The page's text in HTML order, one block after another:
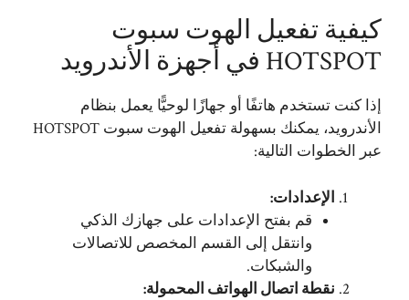
كيفية تفعيل الهوت سبوت
HOTSPOT في أجهزة الأندرويد
إذا كنت تستخدم هاتفًا أو جهازًا لوحيًّا يعمل بنظام
الأندرويد، يمكنك بسهولة تفعيل الهوت سبوت HOTSPOT
عبر الخطوات التالية:
الإعدادات:
قم بفتح الإعدادات على جهازك الذكي
وانتقل إلى القسم المخصص للاتصالات
والشبكات.
نقطة اتصال الهواتف المحمولة: